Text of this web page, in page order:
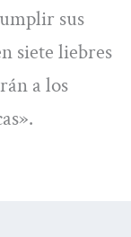
sus
siete liebres
a los